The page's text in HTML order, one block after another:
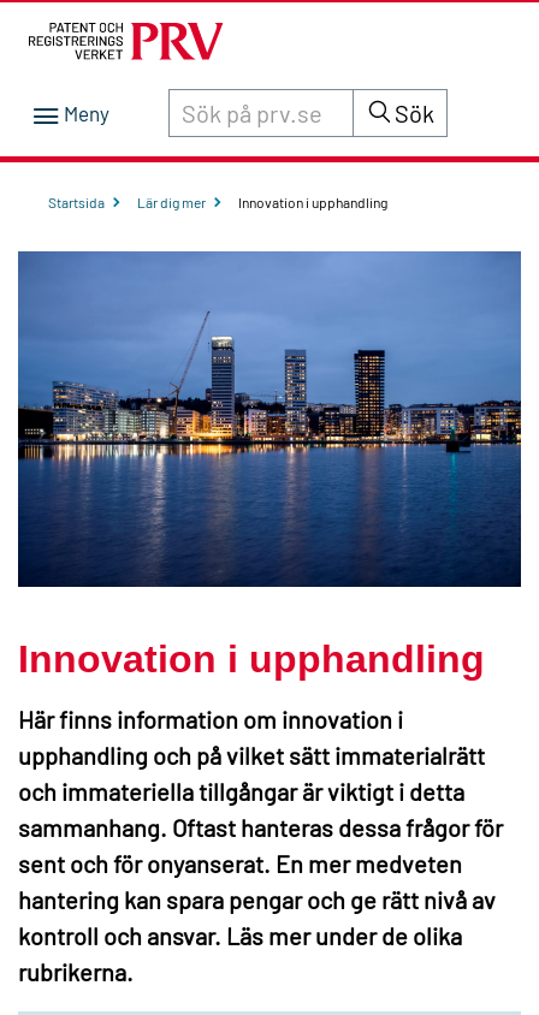
Sök innehåll på siten prv.se Sök
Startsida Lär dig mer Innovation i upphandling
Innovation i upphandling
Här finns information om innovation i
upphandling och på vilket sätt immaterialrätt
och immateriella tillgångar är viktigt i detta
sammanhang. Oftast hanteras dessa frågor för
sent och för onyanserat. En mer medveten
hantering kan spara pengar och ge rätt nivå av
kontroll och ansvar. Läs mer under de olika
rubrikerna.